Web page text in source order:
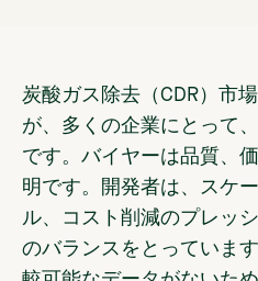
炭酸ガス除去（CDR）市
が、多くの企業にとって
です。バイヤーは品質、
明です。開発者は、スケ
ル、コスト削減のプレッ
のバランスをとっていま